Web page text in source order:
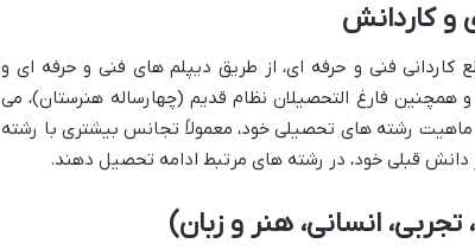
و کاردانش
کاردانی فنی و حرفه ای، از طریق دیپلم های فنی و حرفه ای و
است. فارغ التحصیلان نظام جدید (۳-۳-۶) و همچنین فارغ التحصیلان نظام قدیم (چهارساله هنرستان)، می
ماهیت رشته های تحصیلی خود، معمولاً تجانس بیشتری با رشته
دانش قبلی خود، در رشته های مرتبط ادامه تحصیل دهند.
انسانی، هنر و زبان)